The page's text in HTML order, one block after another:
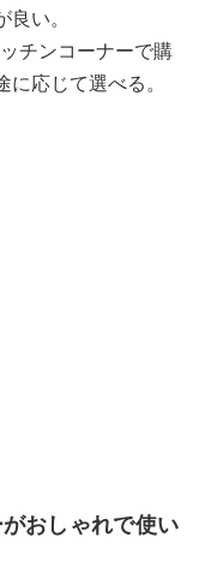
い。
チンコーナーで購
応じて選べる。
おしゃれで使い